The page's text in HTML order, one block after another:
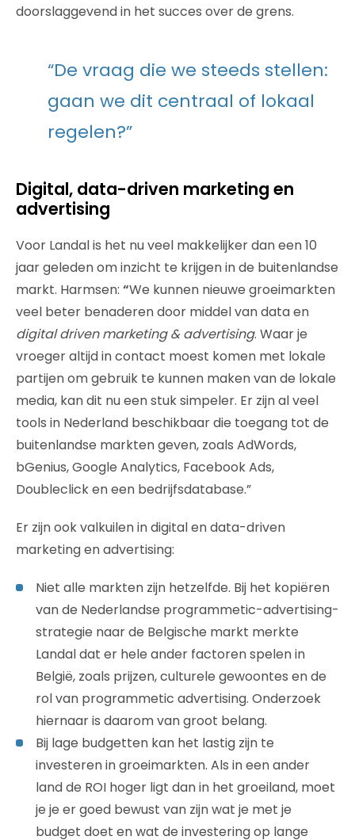
doorslaggevend in het succes over de grens.
“De vraag die we steeds stellen:
gaan we dit centraal of lokaal
regelen?”
Digital, data-driven marketing en
advertising
Voor Landal is het nu veel makkelijker dan een 10
jaar geleden om inzicht te krijgen in de buitenlandse
markt. Harmsen: “We kunnen nieuwe groeimarkten
veel beter benaderen door middel van data en
digital driven marketing & advertising. Waar je
vroeger altijd in contact moest komen met lokale
partijen om gebruik te kunnen maken van de lokale
media, kan dit nu een stuk simpeler. Er zijn al veel
tools in Nederland beschikbaar die toegang tot de
buitenlandse markten geven, zoals AdWords,
bGenius, Google Analytics, Facebook Ads,
Doubleclick en een bedrijfsdatabase.”
Er zijn ook valkuilen in digital en data-driven
marketing en advertising:
Niet alle markten zijn hetzelfde. Bij het kopiëren
van de Nederlandse programmetic-advertising-
strategie naar de Belgische markt merkte
Landal dat er hele ander factoren spelen in
België, zoals prijzen, culturele gewoontes en de
rol van programmetic advertising. Onderzoek
hiernaar is daarom van groot belang.
Bij lage budgetten kan het lastig zijn te
investeren in groeimarkten. Als in een ander
land de ROI hoger ligt dan in het groeiland, moet
je je er goed bewust van zijn wat je met je
budget doet en wat de investering op lange